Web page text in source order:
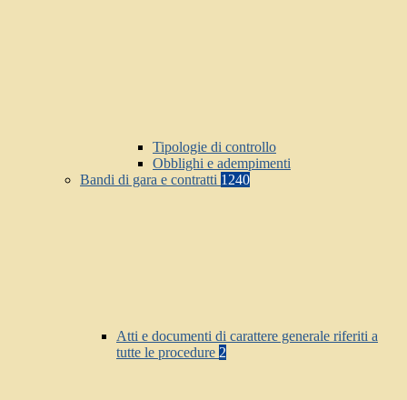
Tipologie di controllo
Obblighi e adempimenti
Bandi di gara e contratti 1240
Atti e documenti di carattere generale riferiti a
tutte le procedure 2